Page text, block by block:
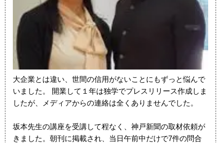
大企業とは違い、世間の信用がないことにもずっと悩んで
いました。 開業して１年は独学でプレスリリース作成しま
したが、メディアからの連絡は全くありませんでした。
坂本先生の講座を受講して程なく、神戸新聞の取材依頼が
きました。朝刊に掲載され、当日午前中だけで7件の問合